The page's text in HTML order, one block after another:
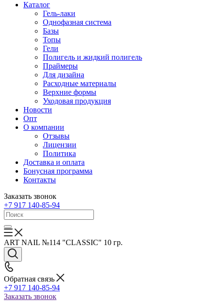
Каталог
Гель-лаки
Однофазная система
Базы
Топы
Гели
Полигель и жидкий полигель
Праймеры
Для дизайна
Расходные материалы
Верхние формы
Уходовая продукция
Новости
Опт
О компании
Отзывы
Лицензии
Политика
Доставка и оплата
Бонусная программа
Контакты
Заказать звонок
+7 917 140-85-94
ART NAIL №114 "CLASSIC" 10 гр.
Обратная связь
+7 917 140-85-94
Заказать звонок